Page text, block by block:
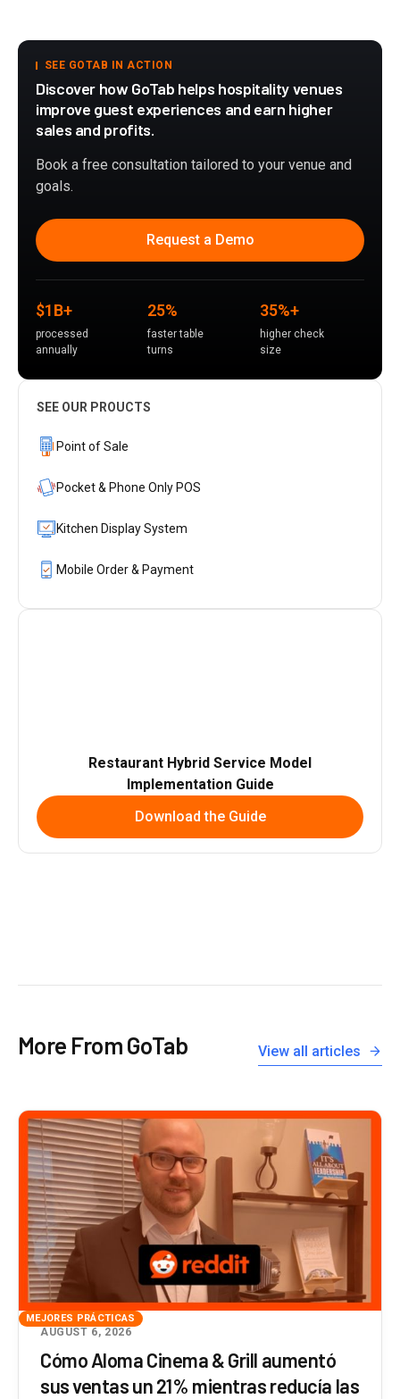
SEE GOTAB IN ACTION
Discover how GoTab helps hospitality venues
improve guest experiences and earn higher
sales and profits.
Book a free consultation tailored to your venue and
goals.
Request a Demo
$1B+
processed
annually
25%
faster table
turns
35%+
higher check
size
SEE OUR PROUCTS
Point of Sale
Pocket & Phone Only POS
Kitchen Display System
Mobile Order & Payment
Restaurant Hybrid Service Model
Implementation Guide
Download the Guide
More From GoTab View all articles
MEJORES PRÁCTICAS
AUGUST 6, 2026
Cómo Aloma Cinema & Grill aumentó
sus ventas un 21% mientras reducía las